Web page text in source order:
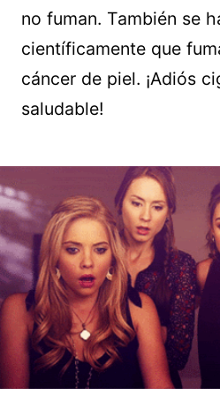
no fuman. También se
científicamente que
cáncer de piel. ¡Adiós
saludable!